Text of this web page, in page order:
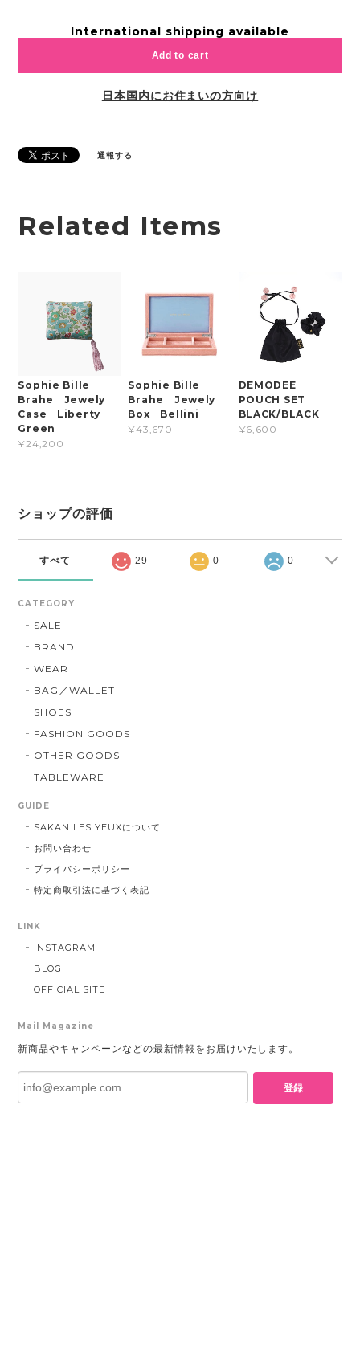
International shipping available
Add to cart
日本国内にお住まいの方向け
通報する
Related Items
Sophie Bille
Brahe Jewely
Case Liberty
Green
¥24,200
Sophie Bille
Brahe Jewely
Box Bellini
¥43,670
DEMODEE
POUCH SET
BLACK/BLACK
¥6,600
ショップの評価
すべて 29 0 0
CATEGORY
SALE
BRAND
WEAR
BAG／WALLET
SHOES
FASHION GOODS
OTHER GOODS
TABLEWARE
GUIDE
SAKAN LES YEUXについて
お問い合わせ
プライバシーポリシー
特定商取引法に基づく表記
LINK
INSTAGRAM
BLOG
OFFICIAL SITE
Mail Magazine
新商品やキャンペーンなどの最新情報をお届けいたします。
登録